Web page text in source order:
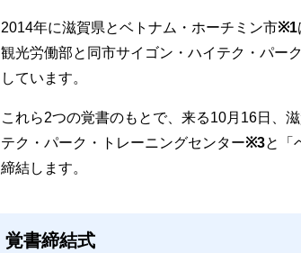
2014年に滋賀県とベトナム・ホーチミン市※1
観光労働部と同市サイゴン・ハイテク・パーク
しています。
これら2つの覚書のもとで、来る10月16日、
テク・パーク・トレーニングセンター※3と「
締結します。
覚書締結式